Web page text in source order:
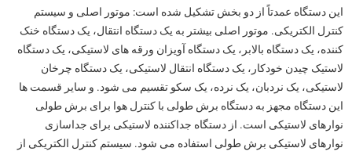
این دستگاه عمدتاً از دو بخش تشکیل شده است: موتور اصلی و سیستم
کنترل الکتریکی. موتور اصلی بیشتر به یک دستگاه انتقال، یک دستگاه خنک
کننده، یک دستگاه بالابر، یک دستگاه آویزان ورقه های لاستیکی، یک دستگاه
لاستیک چیدن خودکار، یک دستگاه انتقال لاستیکی، یک دستگاه چرخان
لاستیکی، یک نردبان، یک نرده، یک سکو تقسیم می شود. و سایر قسمت ها
این دستگاه مجهز به دستگاه برش طولی با کنترل هوا برای برش طولی
نوارهای لاستیکی است. از دستگاه جداکننده لاستیکی برای جداسازی
نوارهای لاستیکی برش طولی استفاده می شود. سیستم کنترل الکتریکی از